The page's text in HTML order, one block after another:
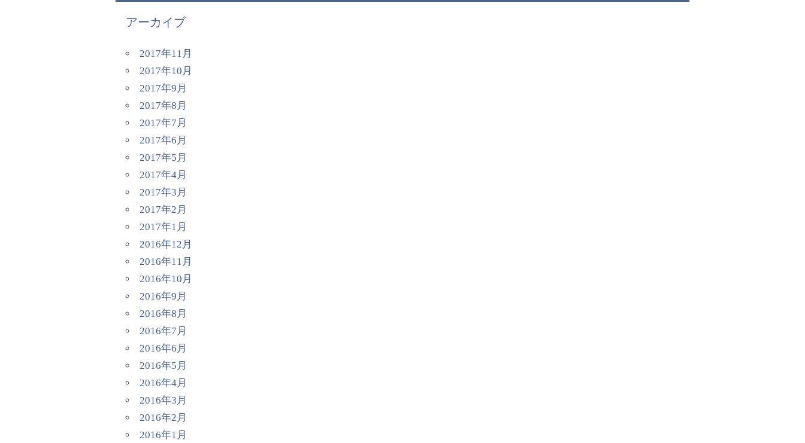
アーカイブ
2017年11月
2017年10月
2017年9月
2017年8月
2017年7月
2017年6月
2017年5月
2017年4月
2017年3月
2017年2月
2017年1月
2016年12月
2016年11月
2016年10月
2016年9月
2016年8月
2016年7月
2016年6月
2016年5月
2016年4月
2016年3月
2016年2月
2016年1月